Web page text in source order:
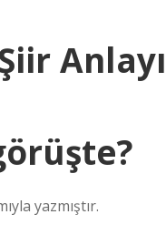
yazmıştır.